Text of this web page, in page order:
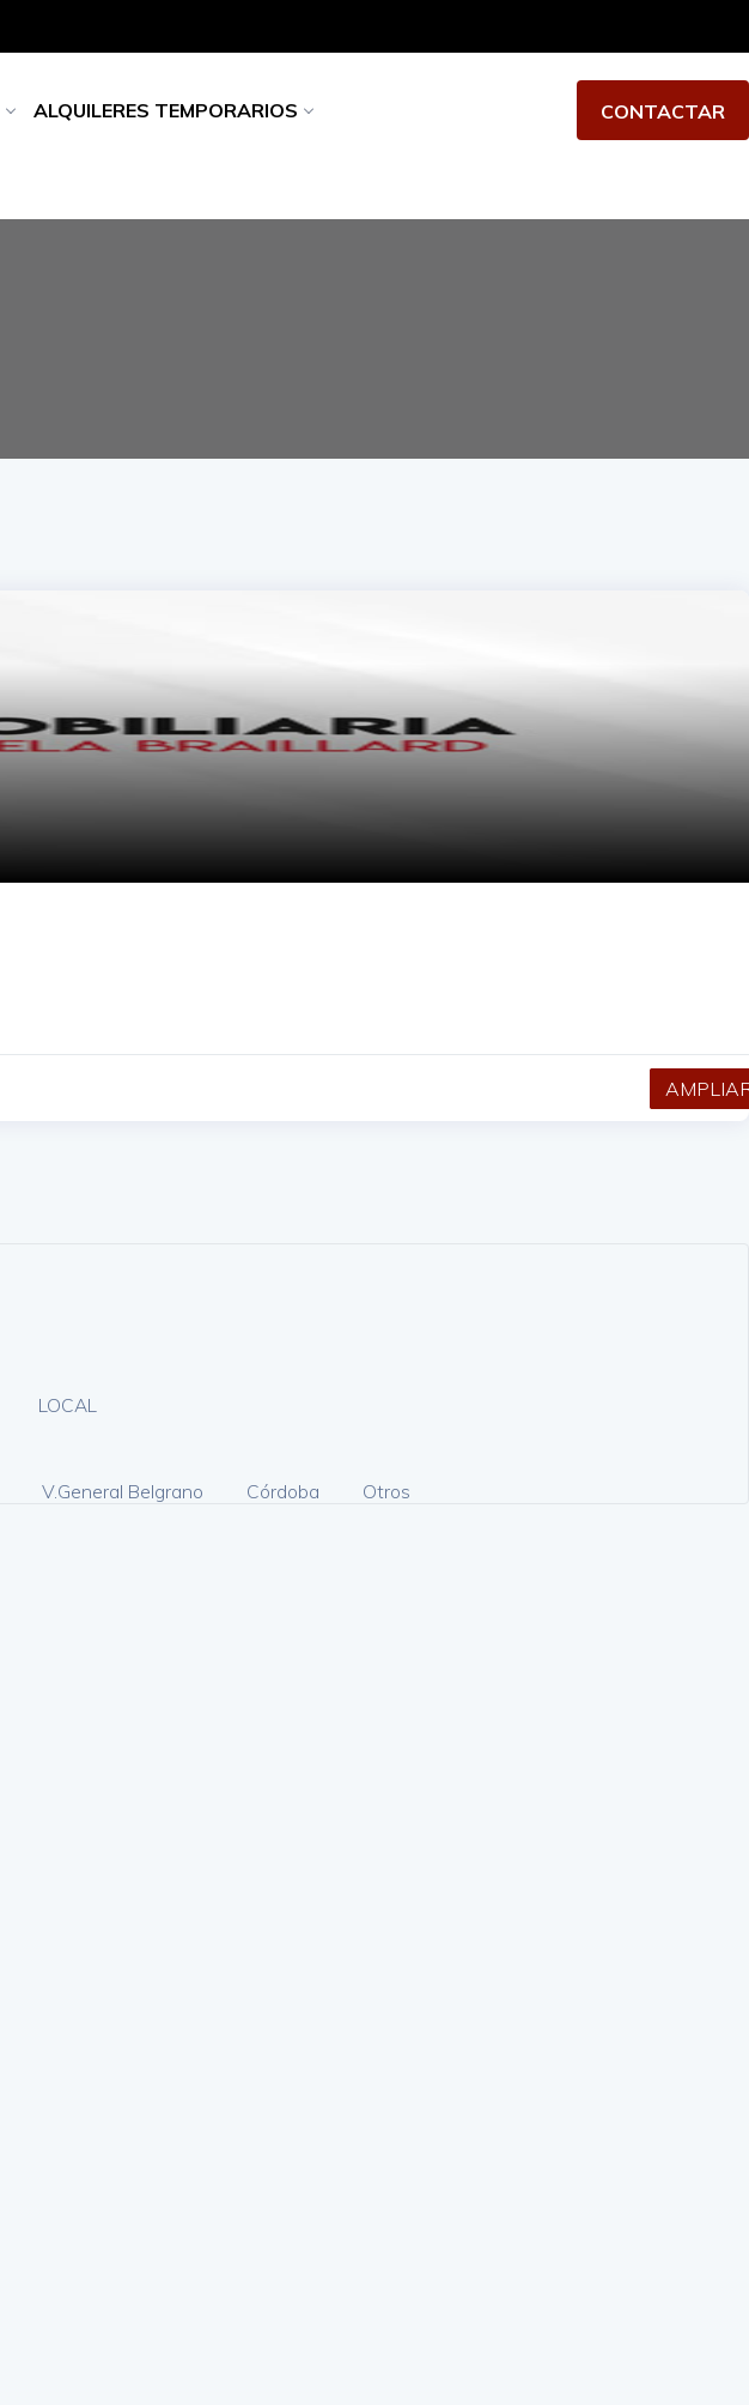
ALQUILERES TEMPORARIOS CONTACTAR
LOCAL
V.General Belgrano Córdoba Otros